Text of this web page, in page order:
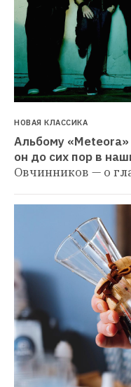
НОВАЯ КЛАССИКА
Альбому «Meteora»
он до сих пор в
Овчинников — о